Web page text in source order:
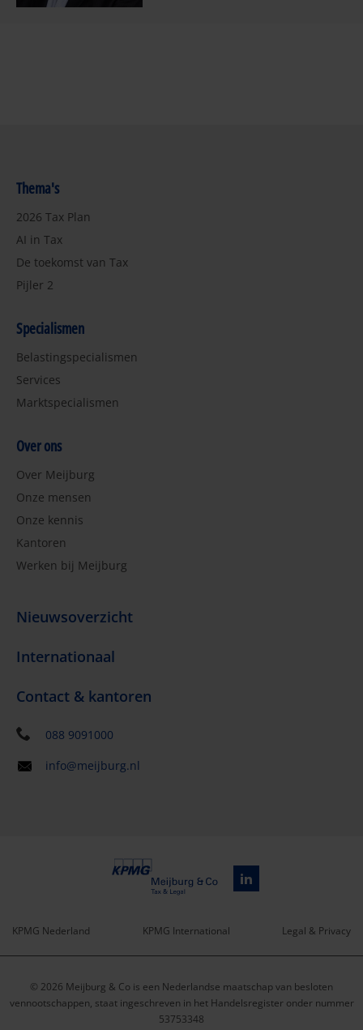
Thema's
2026 Tax Plan
AI in Tax
De toekomst van Tax
Pijler 2
Specialismen
Belastingspecialismen
Services
Marktspecialismen
Over ons
Over Meijburg
Onze mensen
Onze kennis
Kantoren
Werken bij Meijburg
Nieuwsoverzicht
Internationaal
Contact & kantoren
088 9091000
info@meijburg.nl
Service
menu
KPMG Nederland KPMG International Legal & Privacy
© 2026 Meijburg & Co is een Nederlandse maatschap van besloten
vennootschappen, staat ingeschreven in het Handelsregister onder nummer
53753348